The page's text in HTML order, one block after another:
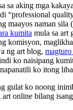
sa aking mga
“professional
maayos naman sila
kumita mula sa art
komisyon,
ng art blog,
ko naisipang
ko itong
gulat ko noong
online bilang